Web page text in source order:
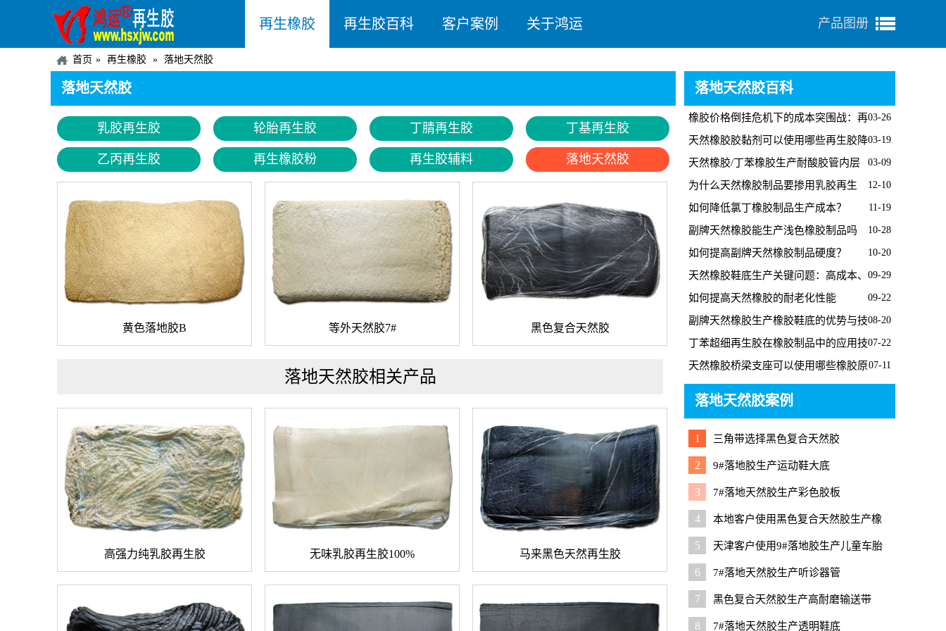
再生橡胶 再生胶百科 客户案例 关于鸿运 产品图册
首页 再生橡胶 落地天然胶
落地天然胶
乳胶再生胶 轮胎再生胶 丁腈再生胶 丁基再生胶
乙丙再生胶 再生橡胶粉 再生胶辅料 落地天然胶
黄色落地胶B 等外天然胶7# 黑色复合天然胶
落地天然胶相关产品
高强力纯乳胶再生胶 无味乳胶再生胶100% 马来黑色天然再生胶
落地天然胶百科
03-26
橡胶价格倒挂危机下的成本突围战：再
生胶能否成为救命稻草？
03-19
天然橡胶胶黏剂可以使用哪些再生胶降
成本？
03-09
天然橡胶/丁苯橡胶生产耐酸胶管内层
胶掺用再生胶硫化配方
12-10
为什么天然橡胶制品要掺用乳胶再生
胶？
11-19
如何降低氯丁橡胶制品生产成本？
10-28
副牌天然橡胶能生产浅色橡胶制品吗
10-20
如何提高副牌天然橡胶制品硬度？
09-29
天然橡胶鞋底生产关键问题：高成本、
易老化与硫化返原解决方案
09-22
如何提高天然橡胶的耐老化性能
08-20
副牌天然橡胶生产橡胶鞋底的优势与技
巧
07-22
丁苯超细再生胶在橡胶制品中的应用技
巧
07-11
天然橡胶桥梁支座可以使用哪些橡胶原
料降成本
落地天然胶案例
1 三角带选择黑色复合天然胶
2 9#落地胶生产运动鞋大底
3 7#落地天然胶生产彩色胶板
4
本地客户使用黑色复合天然胶生产橡
胶桥梁支座
5 天津客户使用9#落地胶生产儿童车胎
6 7#落地天然胶生产听诊器管
7 黑色复合天然胶生产高耐磨输送带
8 7#落地天然胶生产透明鞋底